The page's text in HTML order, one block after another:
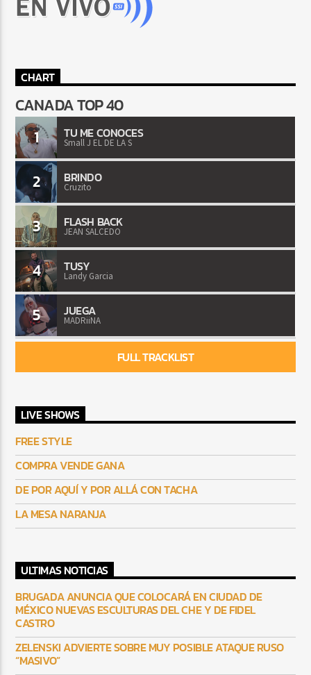
CHART
CANADA TOP 40
1 TU ME CONOCES
Small J EL DE LA S
2 BRINDO
Cruzito
3 FLASH BACK
JEAN SALCEDO
4 TUSY
Landy Garcia
5 JUEGA
MADRiiNA
FULL TRACKLIST
LIVE SHOWS
FREE STYLE
COMPRA VENDE GANA
DE POR AQUÍ Y POR ALLÁ CON TACHA
LA MESA NARANJA
ULTIMAS NOTICIAS
BRUGADA ANUNCIA QUE COLOCARÁ EN CIUDAD DE
MÉXICO NUEVAS ESCULTURAS DEL CHE Y DE FIDEL
CASTRO
ZELENSKI ADVIERTE SOBRE MUY POSIBLE ATAQUE RUSO
“MASIVO”